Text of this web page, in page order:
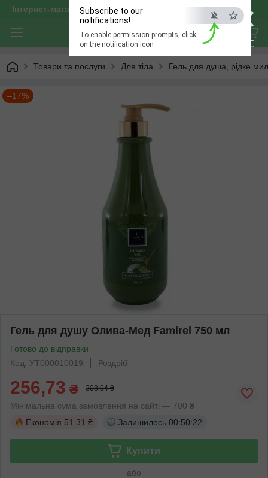
×
ESC
Subscribe to our
notifications!
To enable permission prompts, click
on the notification icon
Інтернет-магазин "optservis"
Товари та послуги Для тіла Гель для душа, рідке
–17%
Гель для душу Олива-Мед Famirel 750 мл
Готово до відправки
Код: УТ000010019
Роздріб
256,73 ₴ 308,04 ₴
Мінімальна сума замовлення на сайті — 700 ₴
Економія 51.31 ₴ Залишилось 00:50:21
Купити
або